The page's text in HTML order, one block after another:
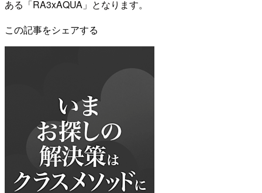
ある「RA3xAQUA」となります。
この記事をシェアする